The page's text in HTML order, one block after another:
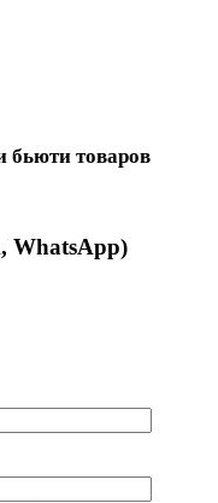
бьюти товаров
WhatsApp)